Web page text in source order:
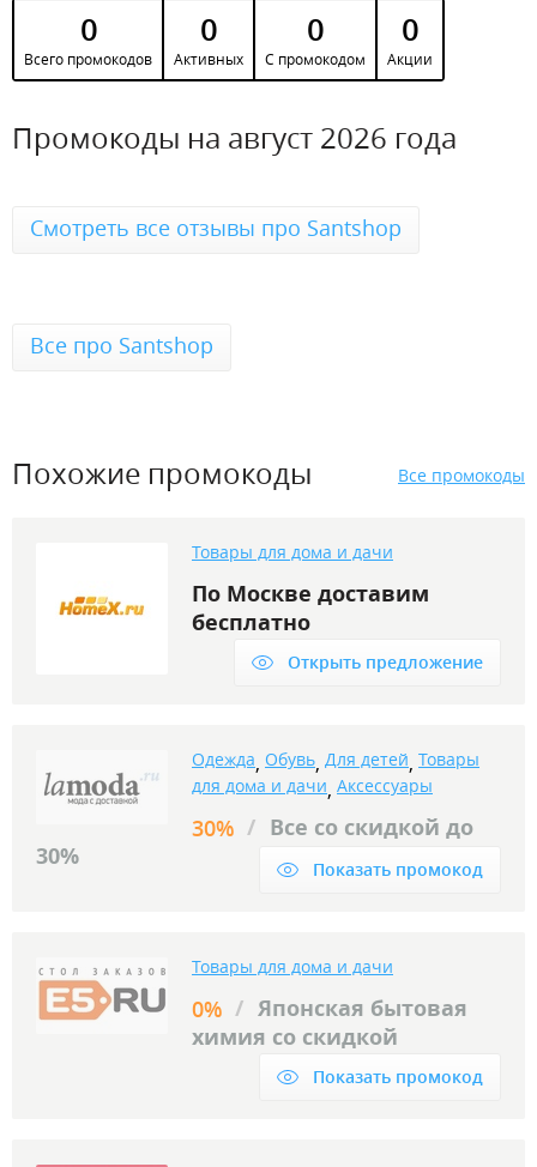
0
Всего промокодов
0
Активных
0
С промокодом
0
Акции
Промокоды на август 2026 года
Смотреть все отзывы про Santshop
Все про Santshop
Похожие промокоды Все промокоды
Товары для дома и дачи
По Москве доставим
бесплатно
Открыть предложение
Одежда, Обувь, Для детей, Товары
для дома и дачи, Аксессуары
30% / Все со скидкой до
30%
Показать промокод
Товары для дома и дачи
0% / Японская бытовая
химия со скидкой
Показать промокод